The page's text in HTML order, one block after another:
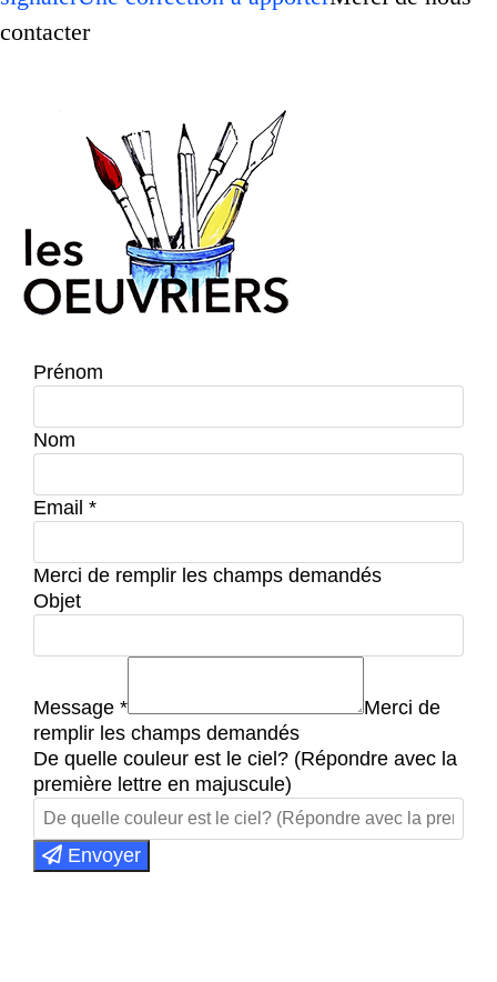
contacter
Prénom
Nom
Email *
Merci de remplir les champs demandés
Objet
Message *
Merci de
remplir les champs demandés
De quelle couleur est le ciel? (Répondre avec la
première lettre en majuscule)
Envoyer